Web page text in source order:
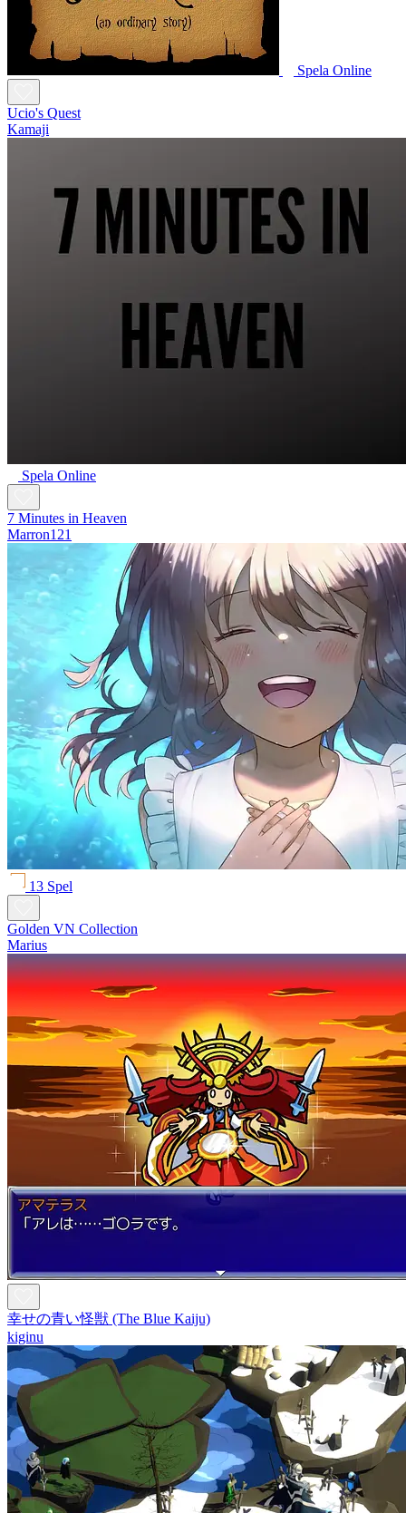
Spela Online
Ucio's Quest
Kamaji
Spela Online
7 Minutes in Heaven
Marron121
13 Spel
Golden VN Collection
Marius
幸せの青い怪獣 (The Blue Kaiju)
kiginu